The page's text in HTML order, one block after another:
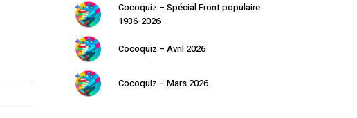
Cocoquiz – Spécial Front populaire
1936-2026
Cocoquiz – Avril 2026
Cocoquiz – Mars 2026